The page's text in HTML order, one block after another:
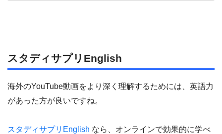
スタディサプリEnglish
海外のYouTube動画をより深く理解するためには、英語力
があった方が良いですね。
スタディサプリEnglish なら、オンラインで効果的に学べ